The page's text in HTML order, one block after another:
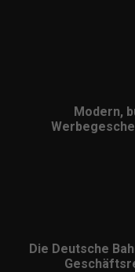
Modern,
Die Deutsche